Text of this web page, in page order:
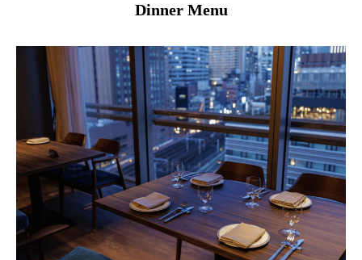
Dinner Menu